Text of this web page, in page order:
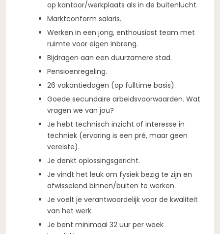
op kantoor/werkplaats als in de buitenlucht.
Marktconform salaris.
Werken in een jong, enthousiast team met
ruimte voor eigen inbreng.
Bijdragen aan een duurzamere stad.
Pensioenregeling.
26 vakantiedagen (op fulltime basis).
Goede secundaire arbeidsvoorwaarden. Wat
vragen we van jou?
Je hebt technisch inzicht of interesse in
techniek (ervaring is een pré, maar geen
vereiste).
Je denkt oplossingsgericht.
Je vindt het leuk om fysiek bezig te zijn en
afwisselend binnen/buiten te werken.
Je voelt je verantwoordelijk voor de kwaliteit
van het werk.
Je bent minimaal 32 uur per week